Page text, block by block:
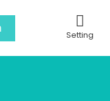
Setting